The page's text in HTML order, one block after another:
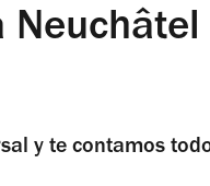
Neuchâtel
y te contamos